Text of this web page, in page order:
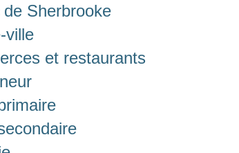
de Sherbrooke
ville
et restaurants